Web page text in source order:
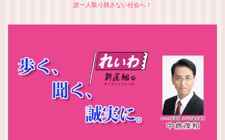
誰一人取り残さない社会へ！